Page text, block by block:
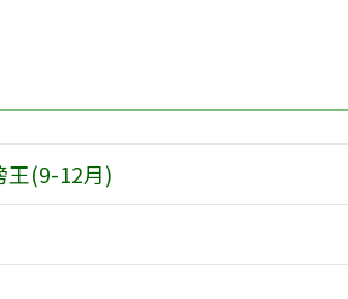
王(9-12月)